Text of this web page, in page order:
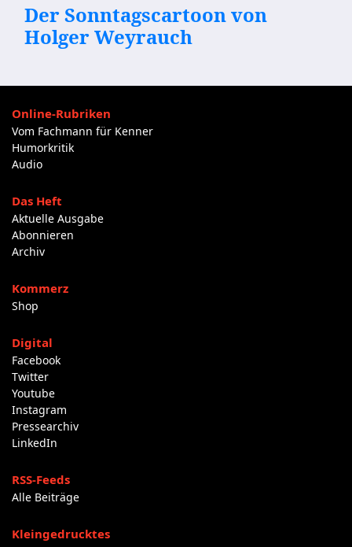
Der Sonntagscartoon von
Holger Weyrauch
Online-Rubriken
Vom Fachmann für Kenner
Humorkritik
Audio
Das Heft
Aktuelle Ausgabe
Abonnieren
Archiv
Kommerz
Shop
Digital
Facebook
Twitter
Youtube
Instagram
Pressearchiv
LinkedIn
RSS-Feeds
Alle Beiträge
Kleingedrucktes